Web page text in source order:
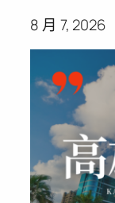
8 月 7, 2026